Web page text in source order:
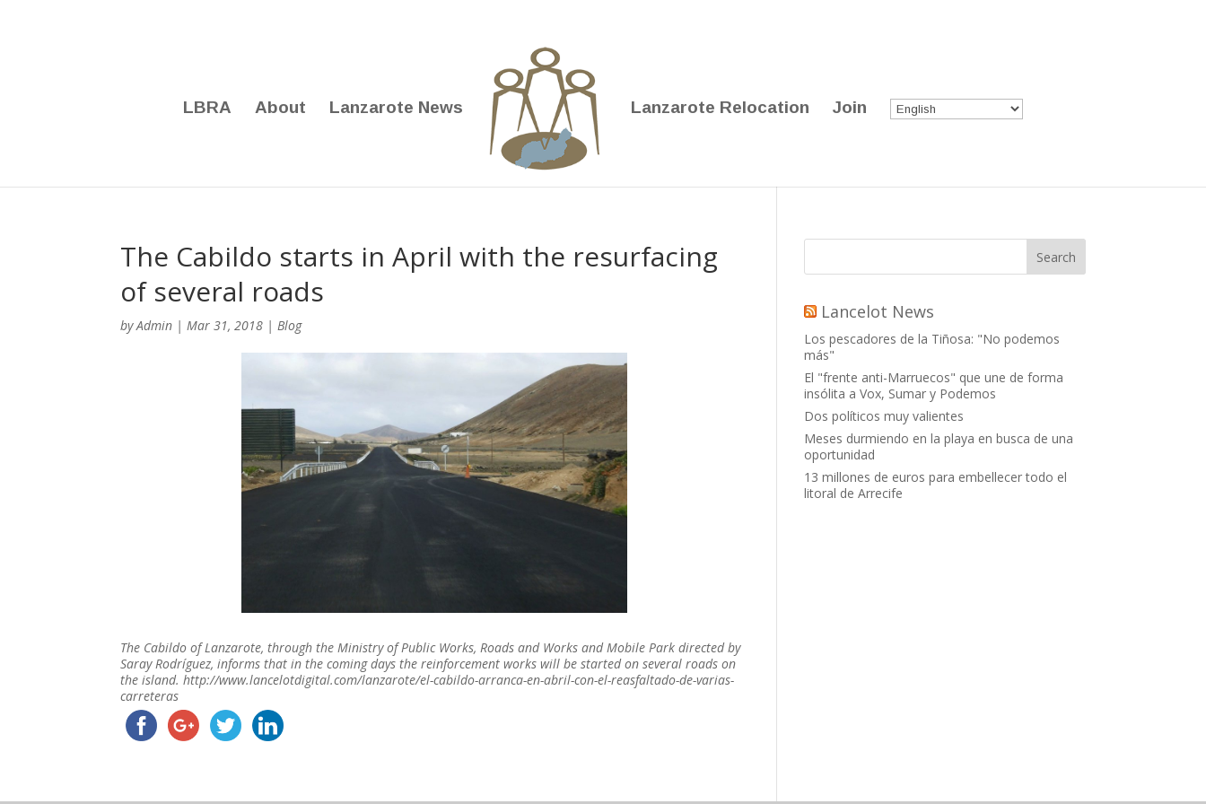
LBRA About Lanzarote News Lanzarote Relocation Join
The Cabildo starts in April with the resurfacing
of several roads
byAdmin |Mar 31, 2018 |Blog
The Cabildo of Lanzarote, through the Ministry of Public Works, Roads and Works and Mobile Park directed by
Saray Rodríguez, informs that in the coming days the reinforcement works will be started on several roads on
the island. http://www.lancelotdigital.com/lanzarote/el-cabildo-arranca-en-abril-con-el-reasfaltado-de-varias-
carreteras
Lancelot News
Los pescadores de la Tiñosa: "No podemos
más"
El "frente anti-Marruecos" que une de forma
insólita a Vox, Sumar y Podemos
Dos políticos muy valientes
Meses durmiendo en la playa en busca de una
oportunidad
13 millones de euros para embellecer todo el
litoral de Arrecife